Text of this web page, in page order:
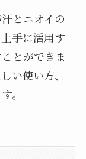
とニオイの
手に活用す
とができま
い使い方、
。